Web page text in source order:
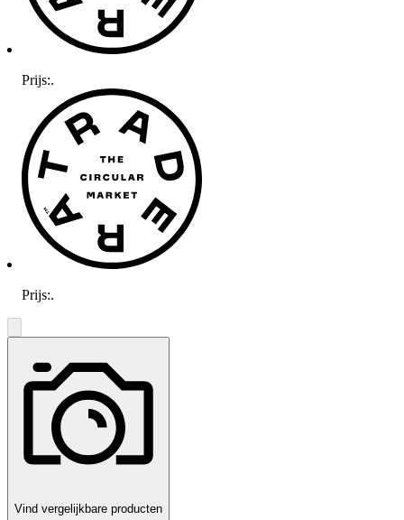
Prijs:.
Prijs:.
Vind vergelijkbare producten